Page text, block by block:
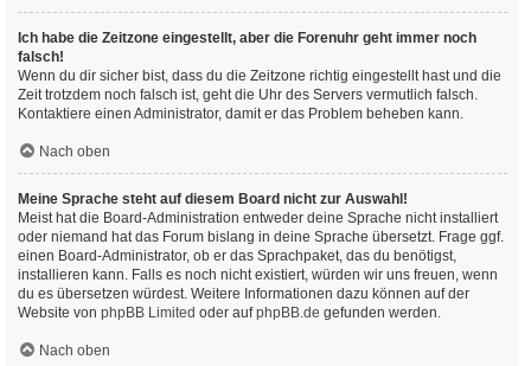
Ich habe die Zeitzone eingestellt, aber die Forenuhr geht immer noch
falsch!
Wenn du dir sicher bist, dass du die Zeitzone richtig eingestellt hast und die
Zeit trotzdem noch falsch ist, geht die Uhr des Servers vermutlich falsch.
Kontaktiere einen Administrator, damit er das Problem beheben kann.
Nach oben
Meine Sprache steht auf diesem Board nicht zur Auswahl!
Meist hat die Board-Administration entweder deine Sprache nicht installiert
oder niemand hat das Forum bislang in deine Sprache übersetzt. Frage ggf.
einen Board-Administrator, ob er das Sprachpaket, das du benötigst,
installieren kann. Falls es noch nicht existiert, würden wir uns freuen, wenn
du es übersetzen würdest. Weitere Informationen dazu können auf der
Website von phpBB Limited oder aufphpBB.de gefunden werden.
Nach oben